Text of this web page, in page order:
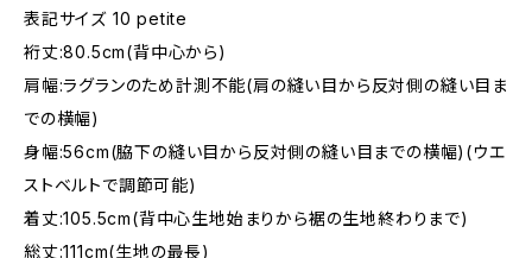
表記サイズ 10 petite
裄丈:80.5cm(背中心から)
肩幅:ラグランのため計測不能(肩の縫い目から反対側の縫い目ま
での横幅)
身幅:56cm(脇下の縫い目から反対側の縫い目までの横幅)(ウエ
ストベルトで調節可能)
着丈:105.5cm(背中心生地始まりから裾の生地終わりまで)
総丈:111cm(生地の最長)